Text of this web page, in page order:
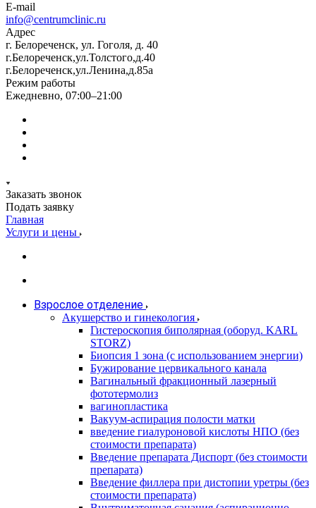
E-mail
info@centrumclinic.ru
Адрес
г. Белореченск, ул. Гоголя, д. 40
г.Белореченск,ул.Толстого,д.40
г.Белореченск,ул.Ленина,д.85а
Режим работы
Ежедневно, 07:00–21:00
Заказать звонок
Подать заявку
Главная
Услуги и цены
Взрослое отделение
Акушерство и гинекология
Гистероскопия биполярная (оборуд. KARL
STORZ)
Биопсия 1 зона (с использованием энергии)
Бужирование цервикального канала
Вагинальный фракционный лазерный
фототермолиз
вагинопластика
Вакуум-аспирация полости матки
введение гиалуроновой кислоты НПО (без
стоимости препарата)
Введение препарата Диспорт (без стоимости
препарата)
Введение филлера при дистопии уретры (без
стоимости препарата)